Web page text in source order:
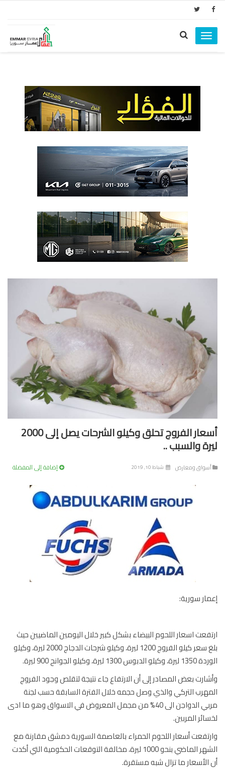
Toggle
navigation
أسعار الفروج تحلق وكيلو الشرحات يصل إلى 2000
والسبب ..
ومعارض شباط 10, 2019 إضافة إلى المفضلة
سورية:
اسعار اللحوم البيضاء بشكل كبير خلال اليومين الماضيين حيث
بلغ سعر كيلو الفروج 1200 ليرة، وكيلو شرحات الدجاج 2000 ليرة، وكيلو
ليرة، وكيلو الجوانح 900 ليرة.
بعض المصادر إلى أن الارتفاع جاء نتيجة لتقلص وجود الفروج
التركي والذي وصل حجمه خلال الفترة السابقة حسب لجنة
مربي الدواجن الى 40% من مجمل المعروض في الاسواق وهو ما ادى
المربين.
أسعار اللحوم الحمراء بالعاصمة السورية دمشق مقارنة مع
الشهر الماضي بنحو 1000 ليرة، مخالفة التوقعات الحكومية التي أكدت
ما تزال شبه مستقرة.